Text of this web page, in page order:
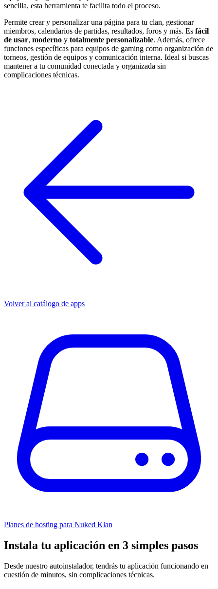
sencilla, esta herramienta te facilita todo el proceso.
Permite crear y personalizar una página para tu clan, gestionar
miembros, calendarios de partidas, resultados, foros y más. Es fácil
de usar, moderno y totalmente personalizable. Además, ofrece
funciones específicas para equipos de gaming como organización de
torneos, gestión de equipos y comunicación interna. Ideal si buscas
mantener a tu comunidad conectada y organizada sin
complicaciones técnicas.
Volver al catálogo de apps
Planes de hosting para Nuked Klan
Instala tu aplicación en 3 simples pasos
Desde nuestro autoinstalador, tendrás tu aplicación funcionando en
cuestión de minutos, sin complicaciones técnicas.